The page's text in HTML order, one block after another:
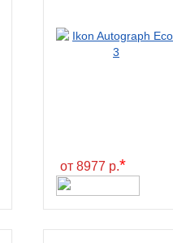
от 8977 р.*